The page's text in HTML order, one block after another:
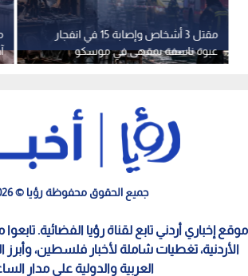
مقتل 3 أشخاص وإصابة 15 في انفجار
عبوة ناسفة بمقهى في موسكو
جميع الحقوق محفوظة رؤيا © 2026
موقع إخباري أردني تابع لقناة رؤيا الفضائية. تابعوا
الأردنية، تغطيات شاملة لأخبار فلسطين، وأبرز
العربية والدولية على مدار